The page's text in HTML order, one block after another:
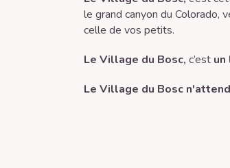
le grand canyon du Colorado,
celle de vos petits.
Le Village du Bosc, c’est un
Le Village du Bosc